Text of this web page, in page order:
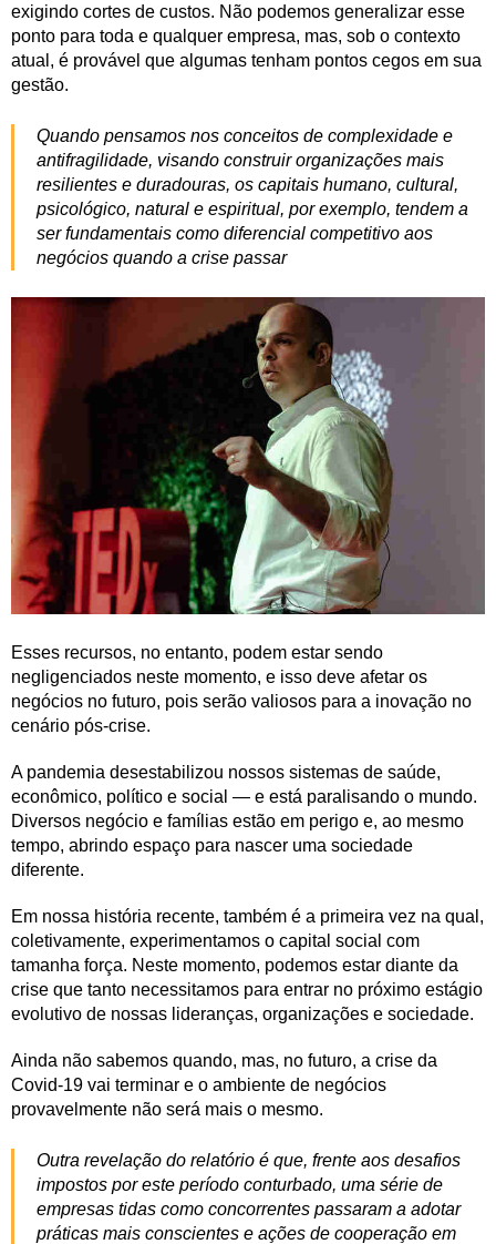
exigindo cortes de custos. Não podemos generalizar esse
ponto para toda e qualquer empresa, mas, sob o contexto
atual, é provável que algumas tenham pontos cegos em sua
gestão.
Quando pensamos nos conceitos de complexidade e
antifragilidade, visando construir organizações mais
resilientes e duradouras, os capitais humano, cultural,
psicológico, natural e espiritual, por exemplo, tendem a
ser fundamentais como diferencial competitivo aos
negócios quando a crise passar
Esses recursos, no entanto, podem estar sendo
negligenciados neste momento, e isso deve afetar os
negócios no futuro, pois serão valiosos para a inovação no
cenário pós-crise.
A pandemia desestabilizou nossos sistemas de saúde,
econômico, político e social — e está paralisando o mundo.
Diversos negócio e famílias estão em perigo e, ao mesmo
tempo, abrindo espaço para nascer uma sociedade
diferente.
Em nossa história recente, também é a primeira vez na qual,
coletivamente, experimentamos o capital social com
tamanha força. Neste momento, podemos estar diante da
crise que tanto necessitamos para entrar no próximo estágio
evolutivo de nossas lideranças, organizações e sociedade.
Ainda não sabemos quando, mas, no futuro, a crise da
Covid-19 vai terminar e o ambiente de negócios
provavelmente não será mais o mesmo.
Outra revelação do relatório é que, frente aos desafios
impostos por este período conturbado, uma série de
empresas tidas como concorrentes passaram a adotar
práticas mais conscientes e ações de cooperação em